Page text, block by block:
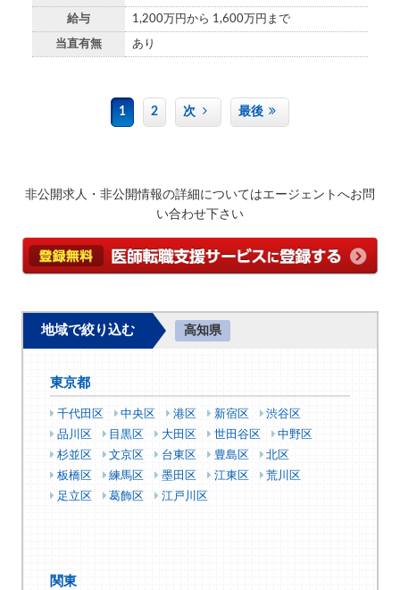
給与 1,200万円から 1,600万円まで
当直有無 あり
1 2 次 最後
非公開求人・非公開情報の詳細についてはエージェントへお問
い合わせ下さい
地域で絞り込む 高知県
東京都
千代田区 中央区 港区 新宿区
渋谷区
品川区
目黒区 大田区 世田谷区
中野区
杉並区
文京区 台東区 豊島区
北区
板橋区
練馬区 墨田区 江東区
荒川区
足立区
葛飾区 江戸川区
関東